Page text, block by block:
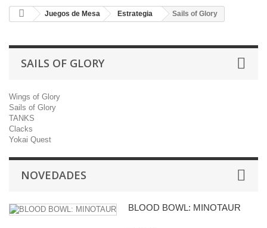
Juegos de Mesa Estrategia Sails of Glory
SAILS OF GLORY
Wings of Glory
Sails of Glory
TANKS
Clacks
Yokai Quest
NOVEDADES
BLOOD BOWL: MINOTAUR